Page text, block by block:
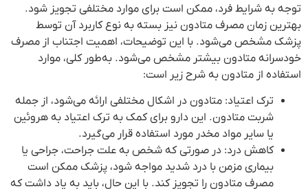
توجه به شرایط فرد، ممکن است برای موارد مختلفی تجویز شود.
بهترین زمان مصرف متادون نیز بسته به نوع کاربرد آن توسط
پزشک مشخص می‌شود. با این توضیحات، اهمیت اجتناب از مصرف
خودسرانه متادون بیشتر مشخص می‌شود. به‌طور کلی، موارد
استفاده از متادون به شرح زیر است:
ترک اعتیاد: متادون در اشکال مختلفی ارائه می‌شود، از جمله
شربت متادون. این دارو برای کمک به ترک اعتیاد به هروئین
یا سایر مواد مخدر مورد استفاده قرار می‌گیرد.
کاهش درد: در صورتی که شخص به علت جراحت، جراحی یا
بیماری مزمن با درد شدید مواجه شود، پزشک ممکن است
مصرف متادون را تجویز کند. با این حال، باید به یاد داشت که